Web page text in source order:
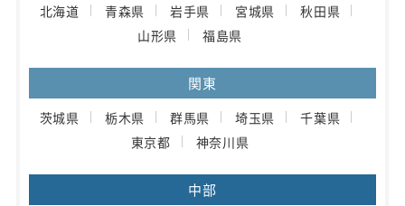
北海道 青森県 岩手県 宮城県
秋田県
山形県
福島県
関東
茨城県 栃木県 群馬県 埼玉県
千葉県
東京都
神奈川県
中部